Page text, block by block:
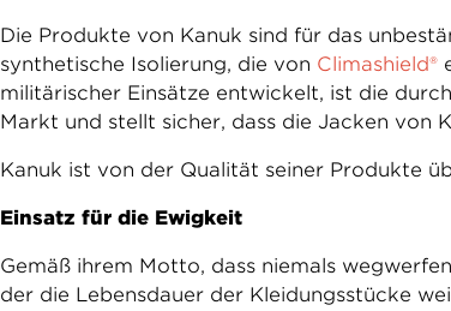
Die Produkte von Kanuk sind für das
synthetische Isolierung, die von Climashield®
militärischer Einsätze entwickelt, ist die
Markt und stellt sicher, dass die Jacken von
Kanuk ist von der Qualität seiner Produkte
Einsatz für die Ewigkeit
Gemäß ihrem Motto, dass niemals
der die Lebensdauer der Kleidungsstücke